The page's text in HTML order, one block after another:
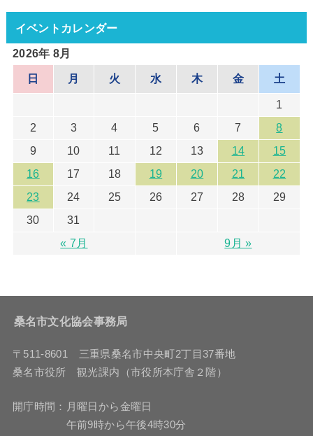
イベントカレンダー
2026年 8月
日 月 火 水 木 金 土
1
2
3 4 5 6 7
8
9
10 11 12 13 14
15
16
17 18 19 20 21
22
23
24 25 26 27 28
29
30
31
« 7月
9月 »
桑名市文化協会事務局
〒511-8601 三重県桑名市中央町2丁目37番地
桑名市役所 観光課内（市役所本庁舎２階）
開庁時間：月曜日から金曜日
午前9時から午後4時30分